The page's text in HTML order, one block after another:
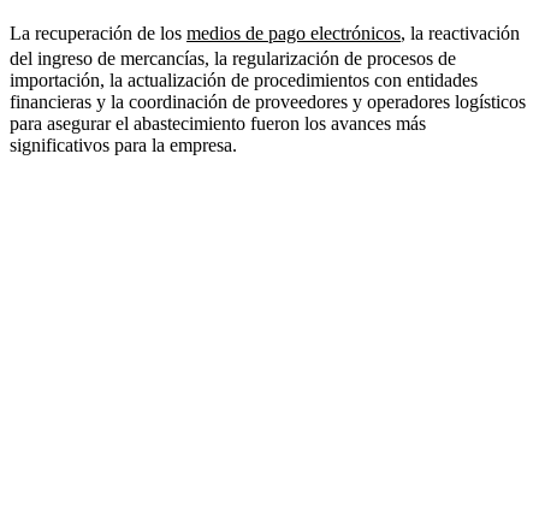
La recuperación de los medios de pago electrónicos, la reactivación
del ingreso de mercancías, la regularización de procesos de
importación, la actualización de procedimientos con entidades
financieras y la coordinación de proveedores y operadores logísticos
para asegurar el abastecimiento fueron los avances más
significativos para la empresa.